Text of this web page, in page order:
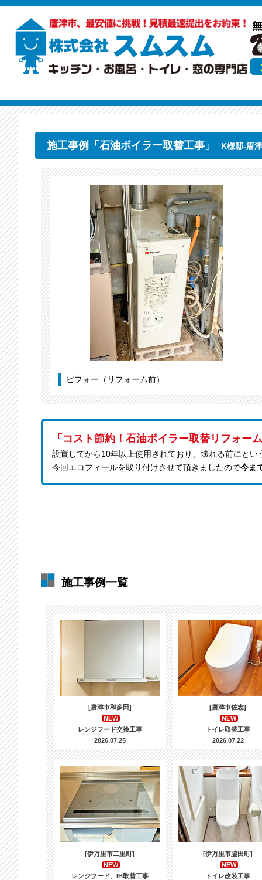
施工事例「石油ボイラー取替工事」 K様邸-唐
ビフォー（リフォーム前）
「コスト節約！石油ボイラー取替リフォー
設置してから10年以上使用されており、壊れる前にと
今回エコフィールを取り付けさせて頂きましたので今ま
施工事例一覧
[唐津市和多田]
NEW
レンジフード交換工事
2026.07.25
[唐津市佐志]
NEW
トイレ取替工事
2026.07.22
[伊万里市二里町]
NEW
レンジフード、IH取替工事
[伊万里市脇田町]
NEW
トイレ改装工事